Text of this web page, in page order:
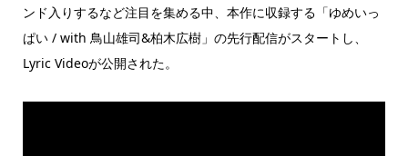
ンド入りするなど注目を集める中、本作に収録する「ゆめいっ
ぱい / with 鳥山雄司&柏木広樹」の先行配信がスタートし、
Lyric Videoが公開された。